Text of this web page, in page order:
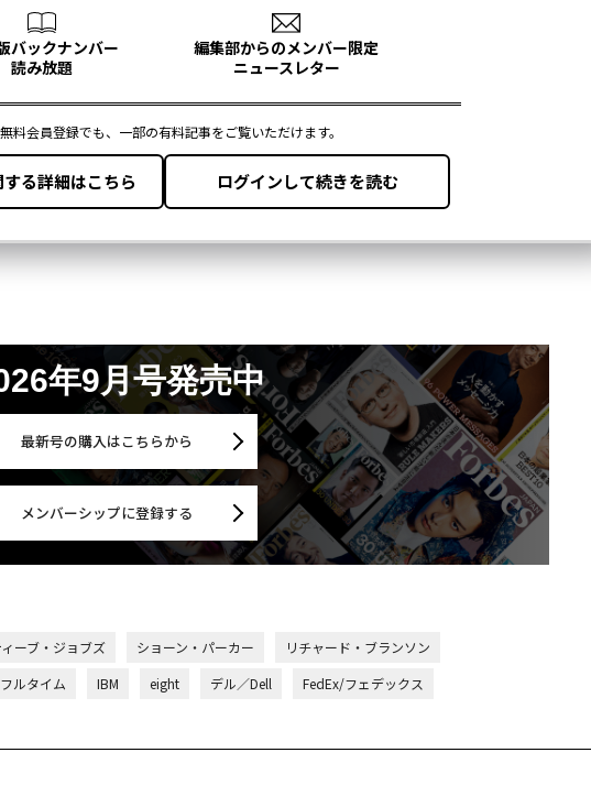
年9月号発売中
最新号の購入はこちらから
メンバーシップに登録する
ーブ・ジョブズ ショーン・パーカー
リチャード・ブランソン
フルタイム IBM eight デル／Dell FedEx/フェデックス